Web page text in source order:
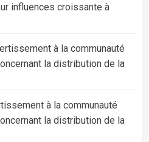
influences croissante à
à la communauté
la distribution de la
à la communauté
la distribution de la